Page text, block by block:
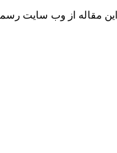
مقاله از وب